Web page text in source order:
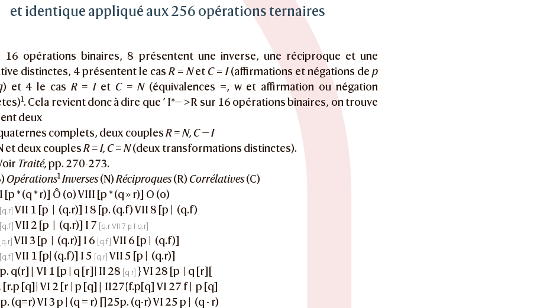
et identique appliqué aux 256 opérations ternaires
16 opérations binaires, 8 présentent une inverse, une réciproque et une
distinctes, 4 présentent le cas R = Net C = I(affirmations et négations de p
) et 4 le cas R = Iet C = N(équivalences =, w et affirmation ou négation
1. Cela revient donc à dire que ’ I*— >R sur 16 opérations binaires, on trouve
deux
complets, deux couplesR = N, C — I
et deux couplesR = I, C = N(deux transformations distinctes).
Traité,pp. 270-273.
Opérations1 Inverses(N)Réciproques(R) Corrélatives(C)
[p * (q * r)] Ô (o) VIII [p * (q » r)] O (o)
VII 1 [p | (q.r)] I 8 [p. (q.f) VII 8 [p | (q.f)
VII 2 [p | (q.r)] I 7
VII 3 [p | (q.r)] I 6
VII 6 [p | (q.f)]
VII 1 [p| (q.f)] I 5
VII 5 [p | (q.r)]
q(r]∣ VI 1 [p | q [r]| II 28
} VI 28 [p | q [r][
[r.p [q]| VI 2 [r | p [q]∣ II27{f.p[q] VI 27 f | p [q]
(q=r) VI 3 p | (q = r) ∏25p. (q-r) VI 25 p | (q - r)